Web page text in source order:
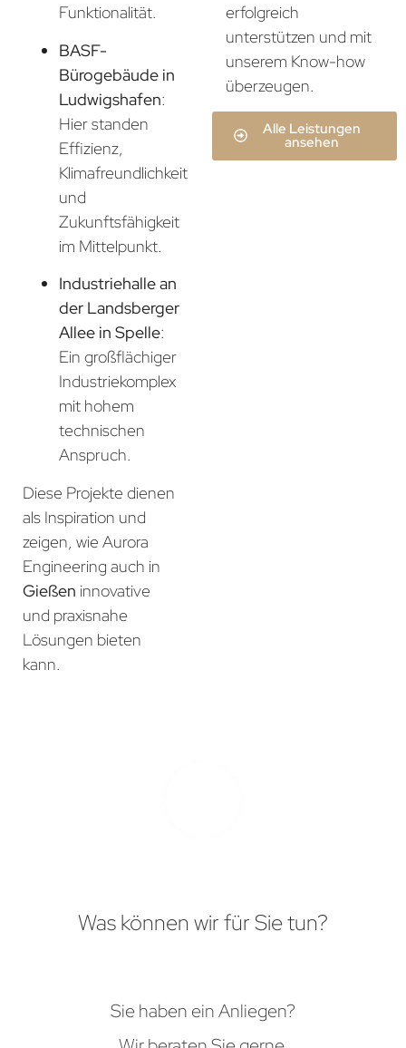
Funktionalität.
BASF-
Bürogebäude in
Ludwigshafen:
Hier standen
Effizienz,
Klimafreundlichkeit
und
Zukunftsfähigkeit
im Mittelpunkt.
Industriehalle an
der Landsberger
Allee in Spelle:
Ein großflächiger
Industriekomplex
mit hohem
technischen
Anspruch.
Diese Projekte dienen
als Inspiration und
zeigen, wie Aurora
Engineering auch in
Gießen innovative
und praxisnahe
Lösungen bieten
kann.
erfolgreich
unterstützen und mit
unserem Know-how
überzeugen.
Alle Leistungen
ansehen
Was können wir für Sie tun?
Sie haben ein Anliegen?